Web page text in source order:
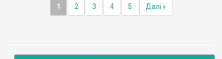
1 2 3 4 5 Далі »